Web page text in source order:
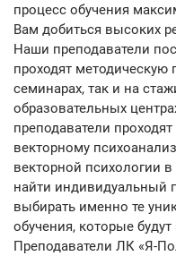
процесс обучения
Вам добиться высоких
Наши преподаватели
проходят методическую
семинарах, так и на
образовательных
преподаватели
векторному
векторной психологии
найти индивидуальный
выбирать именно те
обучения, которые
Преподаватели ЛК «Я-